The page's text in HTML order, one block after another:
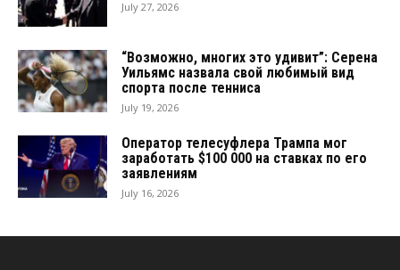
July 27, 2026
“Возможно, многих это удивит”: Серена
Уильямс назвала свой любимый вид
спорта после тенниса
July 19, 2026
Оператор телесуфлера Трампа мог
заработать $100 000 на ставках по его
заявлениям
July 16, 2026